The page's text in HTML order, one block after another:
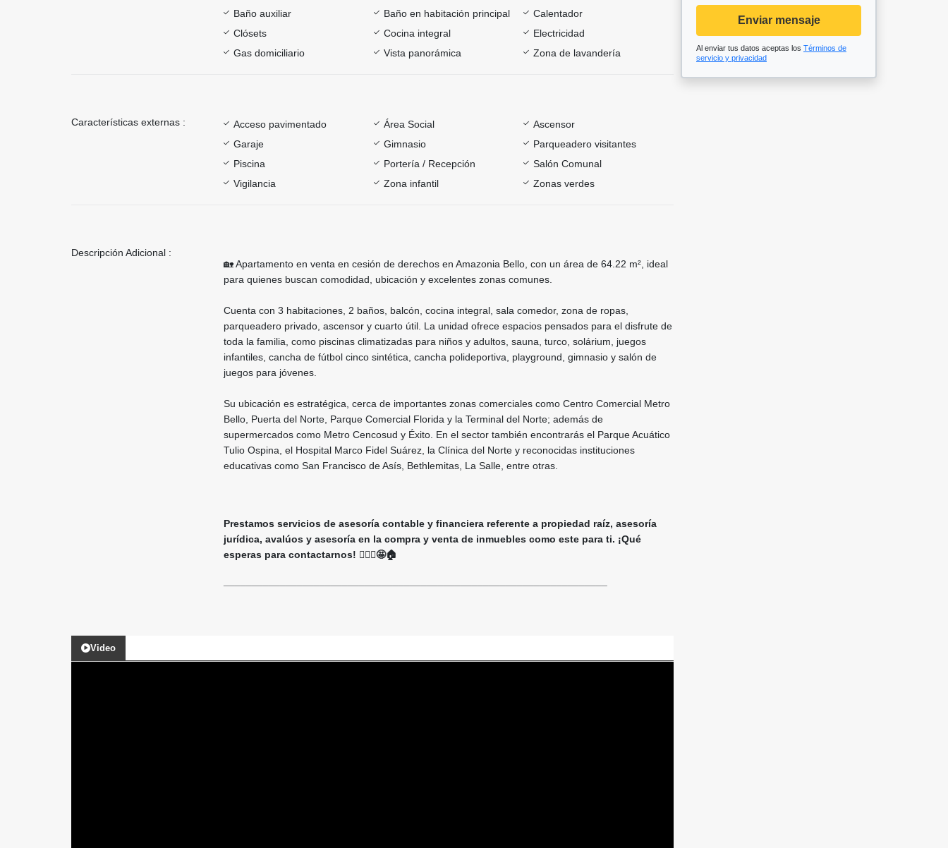
Baño auxiliar
Baño en habitación principal
Calentador
Clósets
Cocina integral
Electricidad
Gas domiciliario
Vista panorámica Zona de lavandería
Características externas : Acceso pavimentado Área Social
Ascensor
Garaje
Gimnasio
Parqueadero visitantes
Piscina
Portería / Recepción
Salón Comunal
Vigilancia
Zona infantil Zonas verdes
Descripción Adicional :
🏡 Apartamento en venta en cesión de derechos en Amazonia Bello, con un área de 64.22 m², ideal
para quienes buscan comodidad, ubicación y excelentes zonas comunes.
Cuenta con 3 habitaciones, 2 baños, balcón, cocina integral, sala comedor, zona de ropas,
parqueadero privado, ascensor y cuarto útil. La unidad ofrece espacios pensados para el disfrute de
toda la familia, como piscinas climatizadas para niños y adultos, sauna, turco, solárium, juegos
infantiles, cancha de fútbol cinco sintética, cancha polideportiva, playground, gimnasio y salón de
juegos para jóvenes.
Su ubicación es estratégica, cerca de importantes zonas comerciales como Centro Comercial Metro
Bello, Puerta del Norte, Parque Comercial Florida y la Terminal del Norte; además de
supermercados como Metro Cencosud y Éxito. En el sector también encontrarás el Parque Acuático
Tulio Ospina, el Hospital Marco Fidel Suárez, la Clínica del Norte y reconocidas instituciones
educativas como San Francisco de Asís, Bethlemitas, La Salle, entre otras.
Prestamos servicios de asesoría contable y financiera referente a propiedad raíz, asesoría
jurídica, avalúos y asesoría en la compra y venta de inmuebles como este para ti. ¡Qué
esperas para contactarnos! 🙋🏻‍♀️🤩🏠
Video
Enviar mensaje
Al enviar tus datos aceptas los Términos de
servicio y privacidad